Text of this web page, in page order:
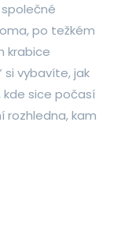
po težkém
krabice
si vybavíte, jak
kde sice počasí
rozhledna, kam